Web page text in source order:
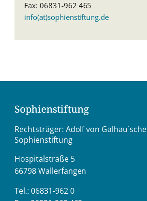
Fax: 06831-962 465
info(at)sophienstiftung.de
Sophienstiftung
Rechtsträger: Adolf von Galhau´sche
Sophienstiftung
Hospitalstraße 5
66798 Wallerfangen
Tel.: 06831-962 0